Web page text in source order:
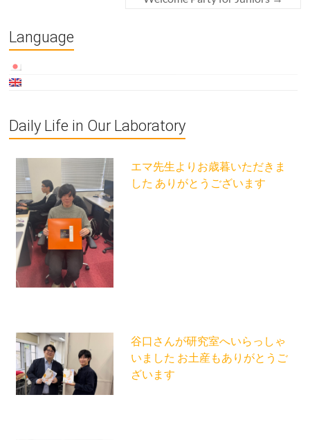
Language
Daily Life in Our Laboratory
エマ先生よりお歳暮いただきま
した ありがとうございます
谷口さんが研究室へいらっしゃ
いました お土産もありがとうご
ざいます